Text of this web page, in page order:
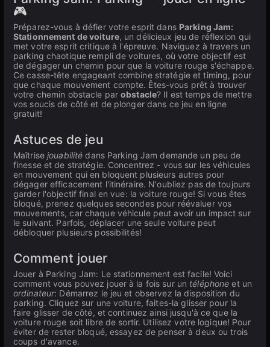
🎮
Préparez-vous à défier votre esprit dans Parking Jam:
Stationnement de voiture, un délicieux jeu de réflexion qui
met votre esprit critique à l'épreuve. Naviguez à travers un
parking chaotique rempli de voitures, où votre objectif est
de dégager un chemin pour que la voiture rouge s'échappe.
Ce casse-tête engageant combine stratégie et timing, pour
que chaque mouvement compte. Êtes-vous prêt à trouver
votre chemin obstacle parobstacle? Il est temps de mettre
vos soucis de côté et de plonger dans ce jeu en ligne
gratuit!
Astuces de jeu
Maîtrisejouabilité dans Parking Jam demande un peu de
finesse et de stratégie. Concentrez - vous sur les véhicules
en mouvement qui en bloquent plusieurs autres pour
dégager efficacement l'itinéraire. N'oubliez pas de toujours
garder l'objectif final en vue: la voiture rouge! Si vous êtes
bloqué, prenez quelques secondes pour réévaluer vos
mouvements, car chaque véhicule peut avoir un impact sur
le suivant. Parfois, déplacer une seule voiture peut
débloquer plusieurs possibilités!
Comment jouer
Jouer à Parking Jam: Le stationnement est facile! Voici
comment vous pouvez jouer à la fois sur un téléphone et un
ordinateur: Démarrez le jeu et observez la disposition du
parking. Cliquez sur une voiture, faites-la glisser pour la
faire glisser de côté, et continuez ainsi jusqu'à ce que la
voiture rouge soit libre de sortir. Utilisez votre logique! Pour
éviter de rester bloqué, essayez de penser à deux ou trois
coups d'avance.